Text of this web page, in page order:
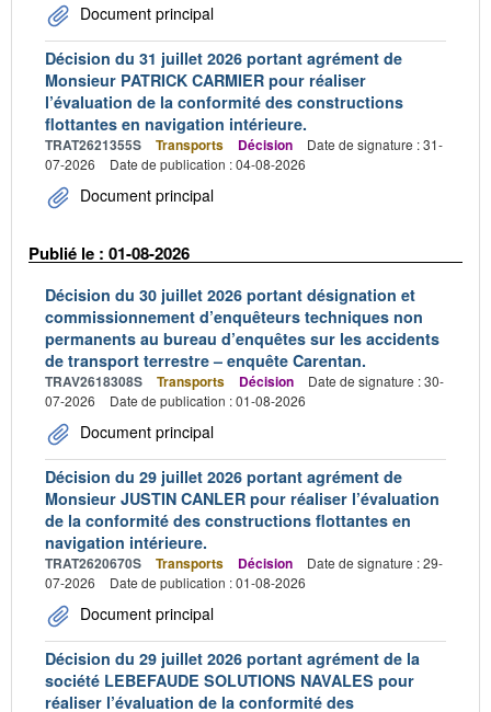
Document principal
Décision du 31 juillet 2026 portant agrément de
Monsieur PATRICK CARMIER pour réaliser
l’évaluation de la conformité des constructions
flottantes en navigation intérieure.
TRAT2621355S Transports Décision
Date de signature : 31-
07-2026
Date de publication : 04-08-2026
Document principal
Publié le : 01-08-2026
Décision du 30 juillet 2026 portant désignation et
commissionnement d’enquêteurs techniques non
permanents au bureau d’enquêtes sur les accidents
de transport terrestre – enquête Carentan.
TRAV2618308S Transports Décision
Date de signature : 30-
07-2026
Date de publication : 01-08-2026
Document principal
Décision du 29 juillet 2026 portant agrément de
Monsieur JUSTIN CANLER pour réaliser l’évaluation
de la conformité des constructions flottantes en
navigation intérieure.
TRAT2620670S Transports Décision
Date de signature : 29-
07-2026
Date de publication : 01-08-2026
Document principal
Décision du 29 juillet 2026 portant agrément de la
société LEBEFAUDE SOLUTIONS NAVALES pour
réaliser l’évaluation de la conformité des